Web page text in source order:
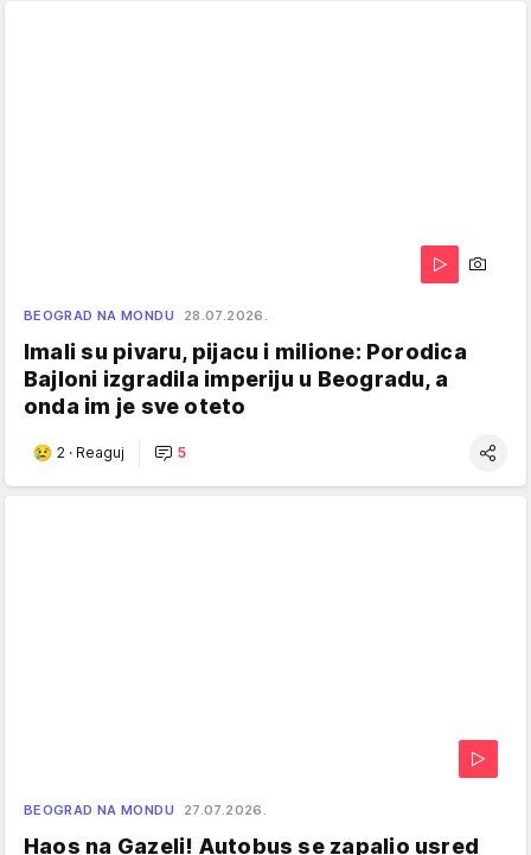
BEOGRAD NA MONDU 28.07.2026.
Imali su pivaru, pijacu i milione: Porodica
Bajloni izgradila imperiju u Beogradu, a
onda im je sve oteto
2 · Reaguj 5
BEOGRAD NA MONDU 27.07.2026.
Haos na Gazeli! Autobus se zapalio usred